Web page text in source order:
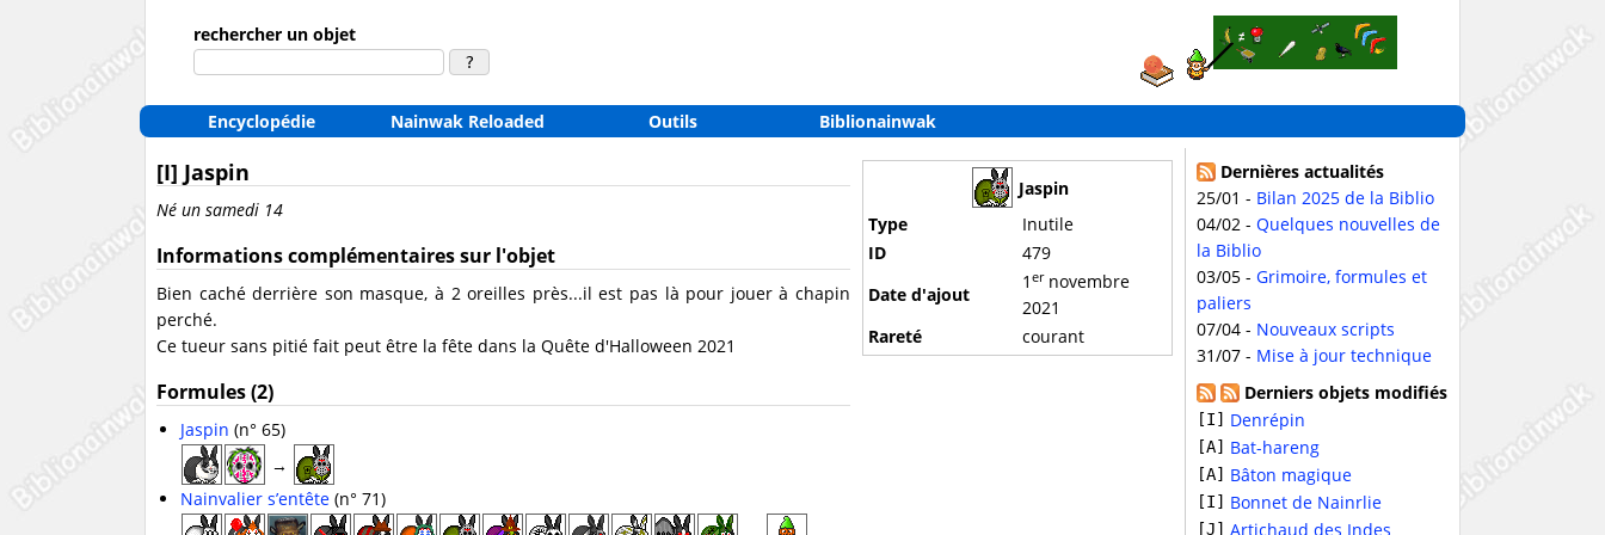
rechercher un objet
Encyclopédie Nainwak Reloaded Outils Biblionainwak
Dernières actualités
25/01 - Bilan 2025 de la Biblio
04/02 - Quelques nouvelles de
la Biblio
03/05 - Grimoire, formules et
paliers
07/04 - Nouveaux scripts
31/07 - Mise à jour technique
Derniers objets modifiés
[I] Denrépin
[A] Bat-hareng
[A] Bâton magique
[I] Bonnet de Nainrlie
[J] Artichaud des Indes
Jaspin
Type
Inutile
ID
479
Date d'ajout
1 ernovembre
2021
Rareté
courant
[I] Jaspin
Né un samedi 14
Informations complémentaires sur l'objet
Bien caché derrière son masque, à 2 oreilles près...il est pas là pour jouer à chapin
perché.
Ce tueur sans pitié fait peut être la fête dans la Quête d'Halloween 2021
Formules (2)
Jaspin (n° 65)
→
Nainvalier s’entête (n° 71)